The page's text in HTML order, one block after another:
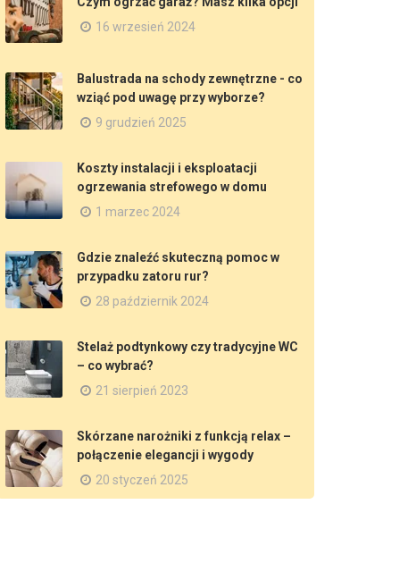
16 wrzesień 2024
Balustrada na schody zewnętrzne - co
wziąć pod uwagę przy wyborze?
9 grudzień 2025
Koszty instalacji i eksploatacji
ogrzewania strefowego w domu
1 marzec 2024
Gdzie znaleźć skuteczną pomoc w
przypadku zatoru rur?
28 październik 2024
Stelaż podtynkowy czy tradycyjne WC
– co wybrać?
21 sierpień 2023
Skórzane narożniki z funkcją relax –
połączenie elegancji i wygody
20 styczeń 2025